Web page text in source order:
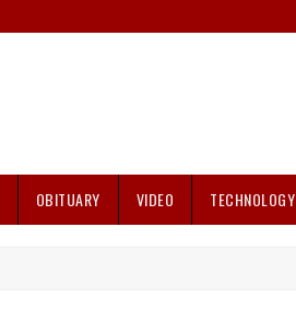
OBITUARY VIDEO TECHNOLOGY